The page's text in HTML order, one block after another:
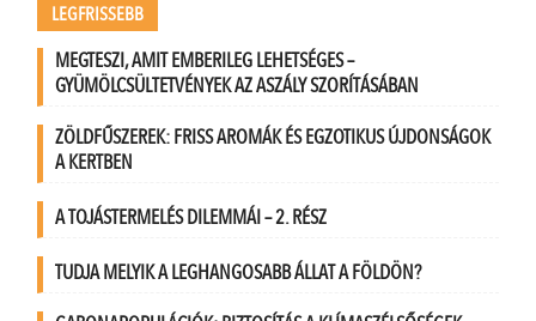
LEGFRISSEBB
MEGTESZI, AMIT EMBERILEG LEHETSÉGES –
GYÜMÖLCSÜLTETVÉNYEK AZ ASZÁLY SZORÍTÁSÁBAN
ZÖLDFŰSZEREK: FRISS AROMÁK ÉS EGZOTIKUS ÚJDONSÁGOK
A KERTBEN
A TOJÁSTERMELÉS DILEMMÁI – 2. RÉSZ
TUDJA MELYIK A LEGHANGOSABB ÁLLAT A FÖLDÖN?